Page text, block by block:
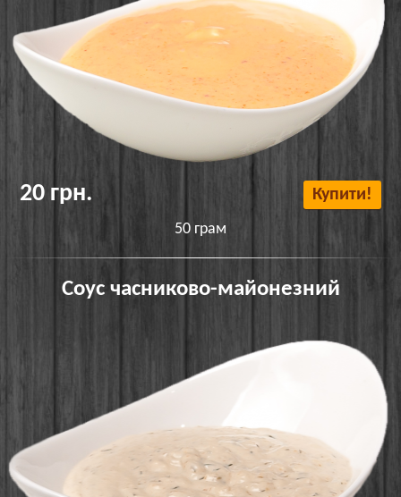
20 грн. Купити!
50 грам
Соус часниково-майонезний